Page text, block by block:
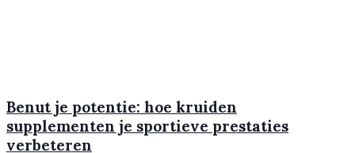
Benut je potentie: hoe kruiden
supplementen je sportieve prestaties
verbeteren